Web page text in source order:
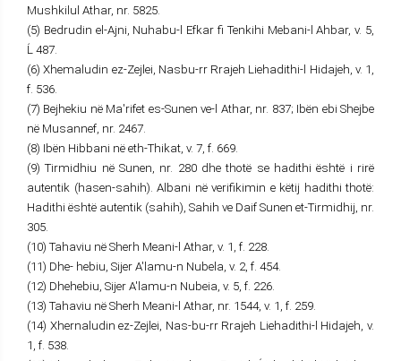
Mushkilul Athar, nr. 5825.
(5) Bedrudin el-Ajni, Nuhabu-l Efkar fi Tenkihi Mebani-l Ahbar, v. 5,
Ĺ 487.
(6) Xhemaludin ez-Zejlei, Nasbu-rr Rrajeh Liehadithi-l Hidajeh, v. 1,
f. 536.
(7) Bejhekiu në Ma'rifet es-Sunen ve-l Athar, nr. 837; Ibën ebi Shejbe
në Musannef, nr. 2467.
(8) Ibën Hibbani në eth-Thikat, v. 7, f. 669.
(9) Tirmidhiu në Sunen, nr. 280 dhe thotë se hadithi është i rirë
autentik (hasen-sahih). Albani në verifikimin e këtij hadithi thotë:
Hadithi është autentik (sahih), Sahih ve Daif Sunen et-Tirmidhij, nr.
305.
(10) Tahaviu në Sherh Meani-l Athar, v. 1, f. 228.
(11) Dhe- hebiu, Sijer A'lamu-n Nubela, v. 2, f. 454.
(12) Dhehebiu, Sijer A'lamu-n Nubeia, v. 5, f. 226.
(13) Tahaviu në Sherh Meani-l Athar, nr. 1544, v. 1, f. 259.
(14) Xhernaludin ez-Zejlei, Nas-bu-rr Rrajeh Liehadithi-l Hidajeh, v.
1, f. 538.